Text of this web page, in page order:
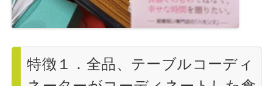
特徴１．全品、テーブルコーディ